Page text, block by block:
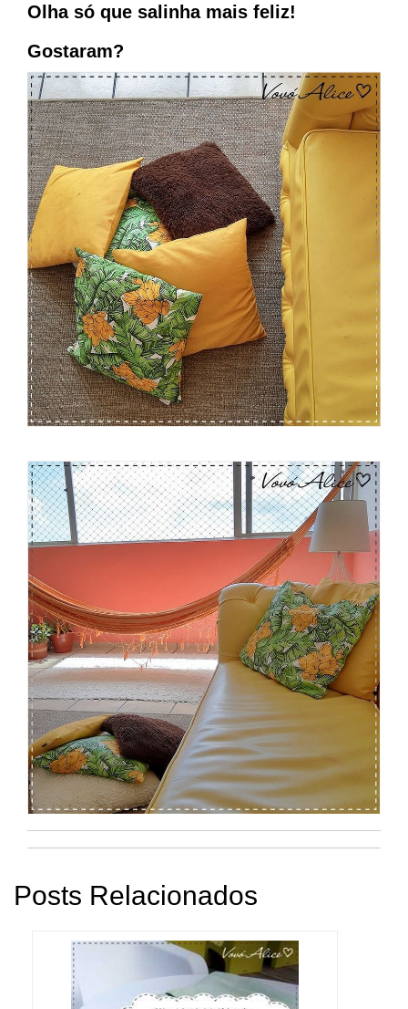
Olha só que salinha mais feliz!
Gostaram?
Posts Relacionados